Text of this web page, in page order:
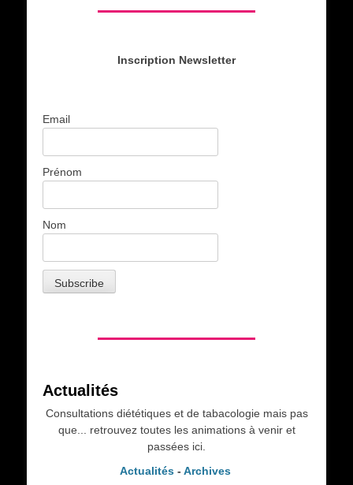
Inscription Newsletter
Email
Prénom
Nom
Actualités
Consultations diététiques et de tabacologie mais pas
que... retrouvez toutes les animations à venir et
passées ici.
Actualités- Archives